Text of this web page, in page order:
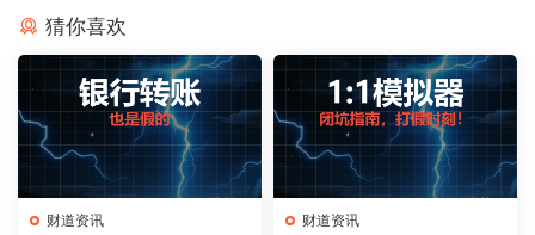
猜你喜欢
财道资讯
财道资讯